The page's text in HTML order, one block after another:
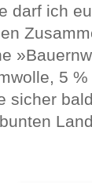
darf ich
5
sicher